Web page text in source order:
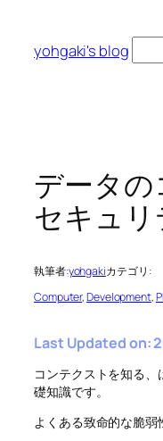
yohgaki's blog
索
データ
セキュ
執筆者:yohgakiカテゴリ:
Computer, Development,
Last Updated on:
コンテクストを知る
礎知識です。
よくある致命的な脆弱